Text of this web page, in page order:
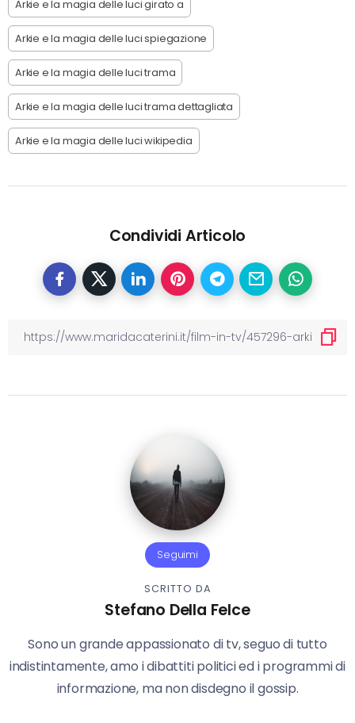
Arkie e la magia delle luci girato a
Arkie e la magia delle luci spiegazione
Arkie e la magia delle luci trama
Arkie e la magia delle luci trama dettagliata
Arkie e la magia delle luci wikipedia
Condividi Articolo
Seguimi
SCRITTO DA
Stefano Della Felce
Sono un grande appassionato di tv, seguo di tutto
indistintamente, amo i dibattiti politici ed i programmi di
informazione, ma non disdegno il gossip.